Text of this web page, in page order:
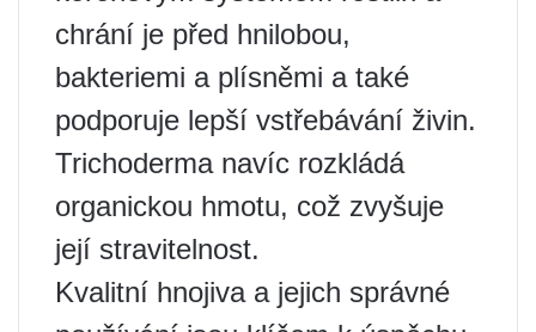
chrání je před hnilobou,
bakteriemi a plísněmi a také
podporuje lepší vstřebávání živin.
Trichoderma navíc rozkládá
organickou hmotu, což zvyšuje
její stravitelnost.
Kvalitní hnojiva a jejich správné